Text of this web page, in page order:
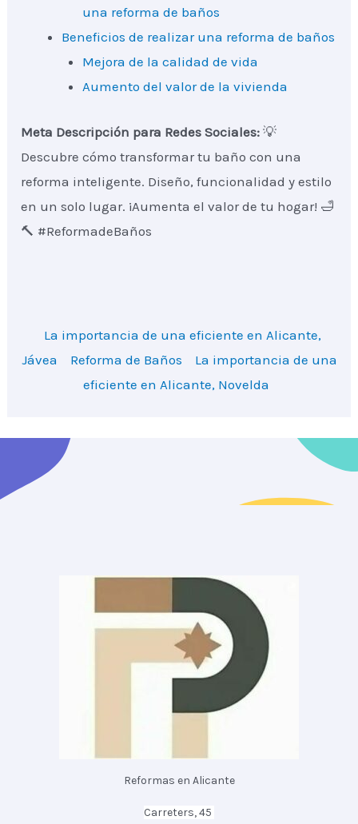
una reforma de baños
Beneficios de realizar una reforma de baños
Mejora de la calidad de vida
Aumento del valor de la vivienda
Meta Descripción para Redes Sociales: 💡
Descubre cómo transformar tu baño con una
reforma inteligente. Diseño, funcionalidad y estilo
en un solo lugar. ¡Aumenta el valor de tu hogar! 🛁
🔨 #ReformadeBaños
La importancia de una eficiente en Alicante,
Jávea
Reforma de Baños
La importancia de una
eficiente en Alicante, Novelda
Reformas en Alicante
Carreters, 45